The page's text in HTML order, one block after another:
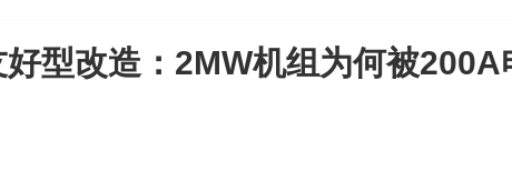
型改造：2MW机组为何被